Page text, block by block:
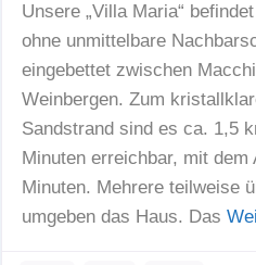
Unsere „Villa Maria“
ohne unmittelbare
eingebettet zwischen
Weinbergen. Zum
Sandstrand sind es ca. 1,5
Minuten erreichbar, mit dem
Minuten. Mehrere teilweise
umgeben das Haus. Das